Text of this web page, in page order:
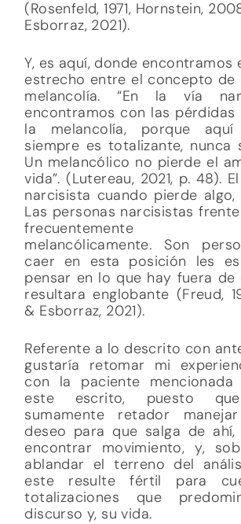
(Rosenfeld, 1971, Hornstein,
Esborraz, 2021).
Y, es aquí, donde encontramos
estrecho entre el concepto de
melancolía. “En la vía
encontramos con las pérdidas
la melancolía, porque
siempre es totalizante, nunca
Un melancólico no pierde el
vida”. (Lutereau, 2021, p. 48).
narcisista cuando pierde
Las personas narcisistas
frecuentemente
melancólicamente. Son
caer en esta posición les es
pensar en lo que hay fuera de
resultara englobante (Freud,
& Esborraz, 2021).
Referente a lo descrito con
gustaría retomar mi
con la paciente
este escrito, puesto
sumamente retador
deseo para que salga de
encontrar movimiento, y,
ablandar el terreno del
este resulte fértil para
totalizaciones que
discurso y, su vida.